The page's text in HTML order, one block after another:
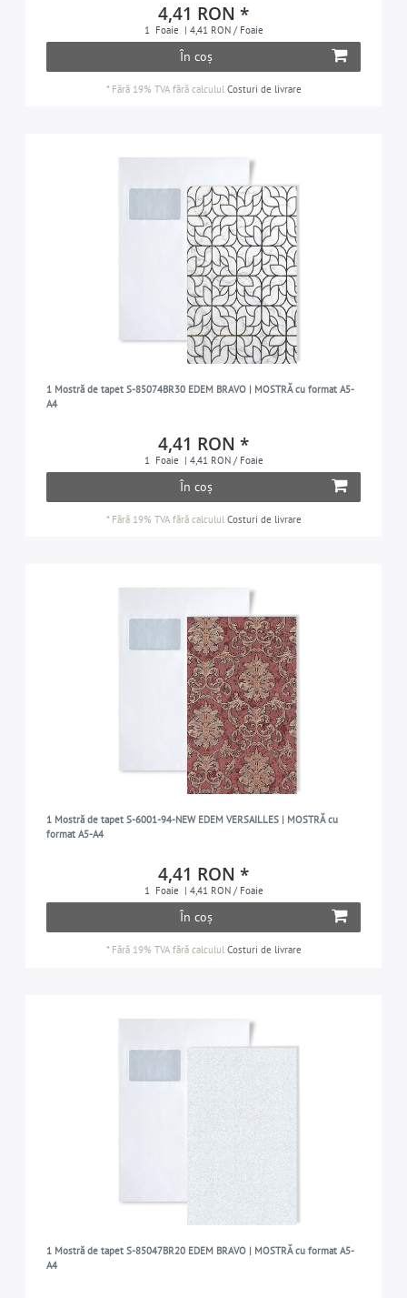
4,41 RON *
1 Foaie | 4,41 RON / Foaie
În coș
* Fără 19% TVAfără calculul Costuri de livrare
1 Mostră de tapet S-85074BR30 EDEM BRAVO | MOSTRĂ cu format A5-
A4
4,41 RON *
1 Foaie | 4,41 RON / Foaie
În coș
* Fără 19% TVAfără calculul Costuri de livrare
1 Mostră de tapet S-6001-94-NEW EDEM VERSAILLES | MOSTRĂ cu
format A5-A4
4,41 RON *
1 Foaie | 4,41 RON / Foaie
În coș
* Fără 19% TVAfără calculul Costuri de livrare
1 Mostră de tapet S-85047BR20 EDEM BRAVO | MOSTRĂ cu format A5-
A4